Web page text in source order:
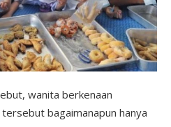
wanita berkenaan
bagaimanapun hanya